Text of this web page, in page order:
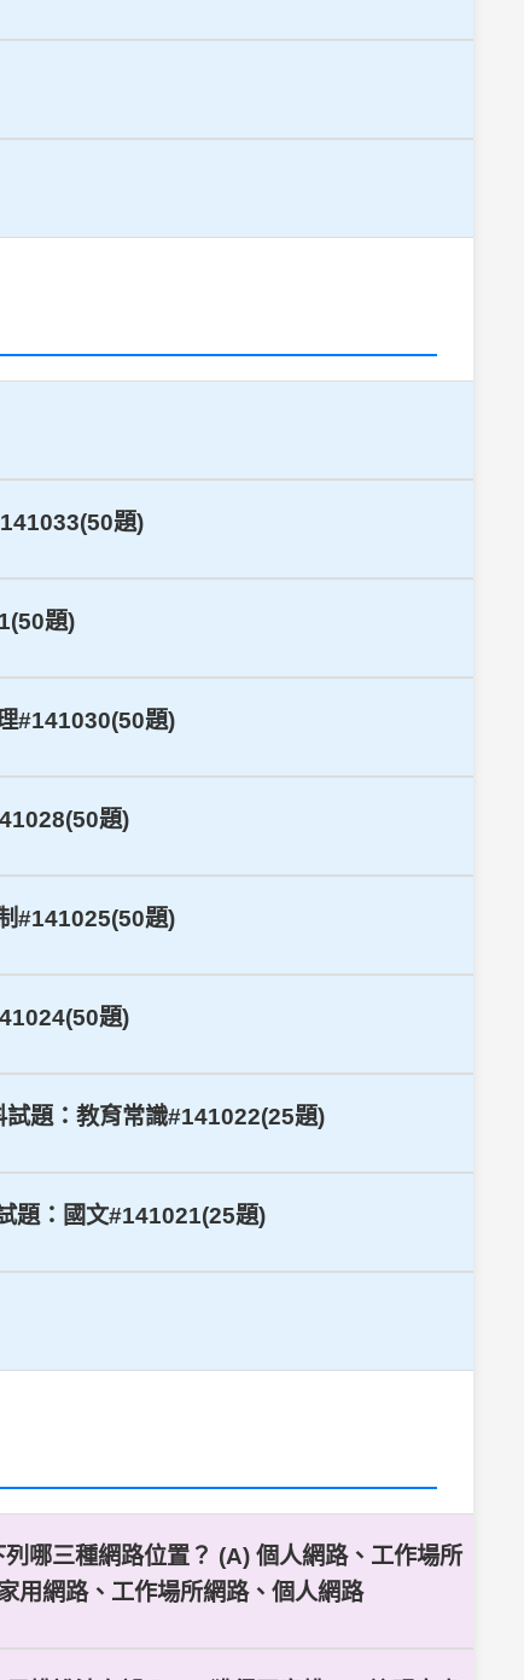
題)
題)
#141030(50題)
題)
#141025(50題)
題)
題：教育常識#141022(25題)
題：國文#141021(25題)
哪三種網路位置？ (A) 個人網路、工作場所
用網路、工作場所網路、個人網路